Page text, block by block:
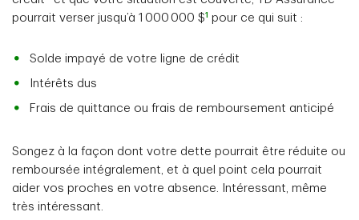
pourrait verser jusqu’à 1 000 000 $1 pour ce qui suit :
Solde impayé de votre ligne de crédit
Intérêts dus
Frais de quittance ou frais de remboursement anticipé
Songez à la façon dont votre dette pourrait être réduite ou
remboursée intégralement, et à quel point cela pourrait
aider vos proches en votre absence. Intéressant, même
très intéressant.